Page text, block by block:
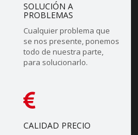
SOLUCIÓN A
PROBLEMAS
Cualquier problema que
se nos presente, ponemos
todo de nuestra parte,
para solucionarlo.
CALIDAD PRECIO